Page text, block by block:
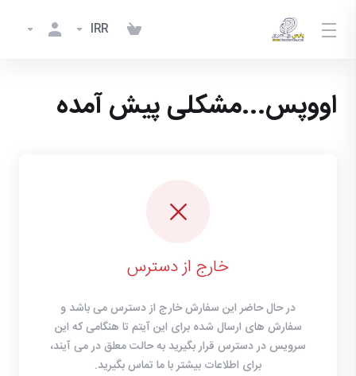
IRR
اووپس...مشکلی پیش آمده
خارج از دسترس
در حال حاضر این سفارش خارج از دسترس می باشد و
سفارش های ارسال شده برای این آیتم تا هنگامی که این
سرویس در دسترس قرار بگیرید به حالت معلق در می آیند،
برای اطلاعات بیشتر با ما تماس بگیرید.